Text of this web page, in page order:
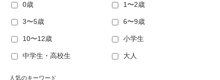
0歳 1〜2歳
3〜5歳 6〜9歳
10〜12歳 小学生
中学生・高校生 大人
人気のキーワード